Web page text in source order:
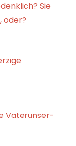
Sie
oder?
Vaterunser-